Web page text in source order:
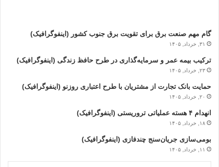
گام مهم صنعت برق برای تقویت برق جنوب کشور (اینفوگرافیک)
۳۱, خرداد, ۱۴۰۵
ترکیب بیمه عمر و سرمایه‌گذاری در طرح حافظ زندگی (اینفوگرافیک)
۲۳, خرداد, ۱۴۰۵
حمایت بانک تجارت از مشتریان با طرح اعتباری روزنو (اینفوگرافیک)
۲۰, خرداد, ۱۴۰۵
انهدام ۴ هسته عملیاتی تروریستی (اینفوگرافیک)
۱۸, خرداد, ۱۴۰۵
بومی‌سازی جریان‌سنج چندفازی (اینفوگرافیک)
۱۱, خرداد, ۱۴۰۵